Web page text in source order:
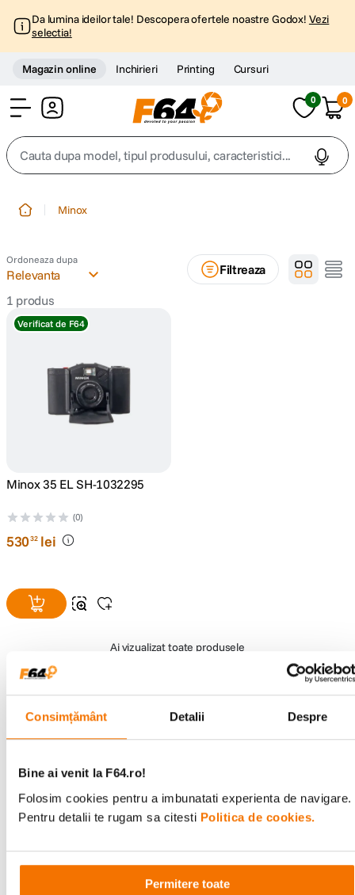
Consimțământ Detalii Despre
Bine ai venit la F64.ro!
Folosim cookies pentru a imbunatati experienta de navigare.
Pentru detalii te rugam sa citesti Politica de cookies.
Permitere toate
Da lumina ideilor tale! Descopera ofertele noastre Godox! Vezi
selectia!
Magazin online Inchirieri Printing Cursuri
0 0
Cauta dupa model, tipul produsului, caracteristici...
2. trepied
3. trepied telefon
canon sx740 hs
lavaliera
9 . insta 360
Minox
Ordoneaza dupa
Relevanta
Filtreaza
1 produs
Verificat de F64
Minox 35 EL SH-1032295
(0)
53032 lei
Ai vizualizat toate produsele
Alatura-te comunitatii creatorilor
Descopera inspiratie, recomandari utile,
pentru tine.
specializata
499lei